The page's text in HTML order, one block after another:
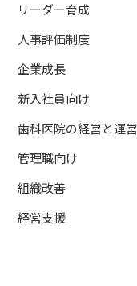
リーダー育成
人事評価制度
企業成長
新入社員向け
歯科医院の経営と運営
管理職向け
組織改善
経営支援